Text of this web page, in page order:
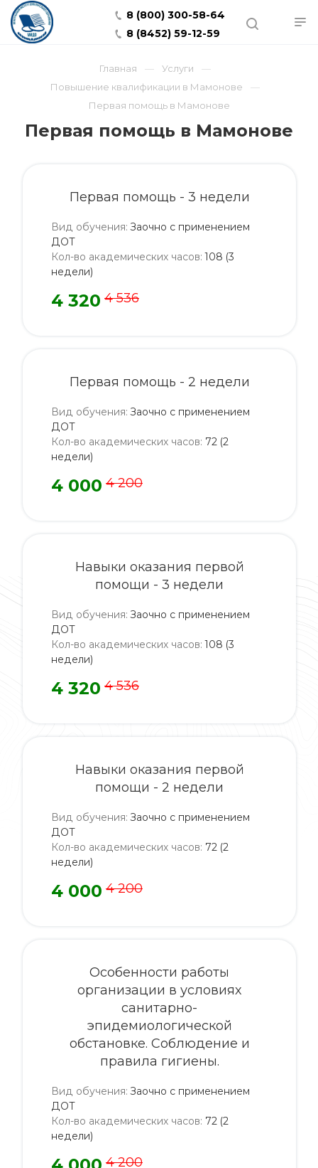
8 (800) 300-58-64
8 (8452) 59-12-59
Главная
Услуги
Повышение квалификации в Мамонове
Первая помощь в Мамонове
Первая помощь в Мамонове
Первая помощь - 3 недели
Вид обучения: Заочно с применением
ДОТ
Кол-во академических часов: 108 (3
недели)
4 320 4 536
Первая помощь - 2 недели
Вид обучения: Заочно с применением
ДОТ
Кол-во академических часов: 72 (2
недели)
4 000 4 200
Навыки оказания первой
помощи - 3 недели
Вид обучения: Заочно с применением
ДОТ
Кол-во академических часов: 108 (3
недели)
4 320 4 536
Навыки оказания первой
помощи - 2 недели
Вид обучения: Заочно с применением
ДОТ
Кол-во академических часов: 72 (2
недели)
4 000 4 200
Особенности работы
организации в условиях
санитарно-
эпидемиологической
обстановке. Соблюдение и
правила гигиены.
Вид обучения: Заочно с применением
ДОТ
Кол-во академических часов: 72 (2
недели)
4 200